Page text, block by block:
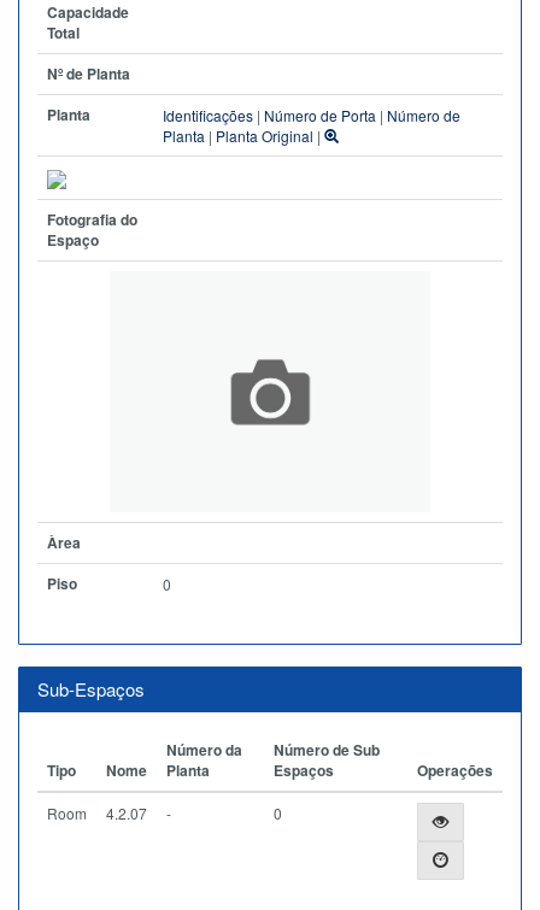
Capacidade
Total
Nº de Planta
Planta
Identificações | Número de Porta | Número de
Planta | Planta Original |
Fotografia do
Espaço
Àrea
Piso
0
Sub-Espaços
Tipo Nome
Número da
Planta
Número de Sub
Espaços
Operações
Room 4.2.07 - 0